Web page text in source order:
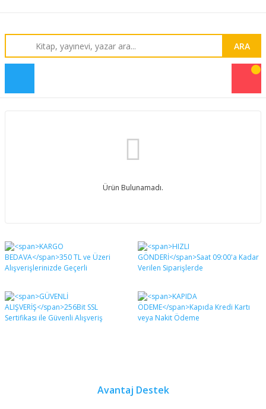
ARA
Ürün Bulunamadı.
Avantaj Destek